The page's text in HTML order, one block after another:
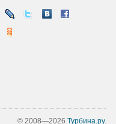
© 2008—2026 Турбина.ру.